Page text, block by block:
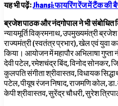
यह भी पढ़ेंःJhansi: फायरिंग रेंज में टैंक की
ब्रजेश पाठक और नंदगोपाल ने भी संबोधित
न्यायमूर्ति विक्रमनाथ, उपमुख्यमंत्री
राज्यमंत्री (स्वतंत्र प्रभार),खेल एवं युवा
किया। आयोजन में महापौर अभिलाषा गुप्ता
देवी पटेल,रमेशचंद्र बिंद,विनोद सोनकर,
कुलपति संगीता श्रीवास्तव, विधायक
पटेल,पीयूष रंजन निषाद,राजमणि कोल,
केपी श्रीवास्तव,सुरेंद्र चौधरी,सुरेश